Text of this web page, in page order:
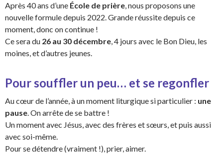
Après 40 ans d’une École de prière, nous proposons une
nouvelle formule depuis 2022. Grande réussite depuis ce
moment, donc on continue !
Ce sera du 26 au 30 décembre, 4 jours avec le Bon Dieu, les
moines, et d’autres jeunes.
Pour souffler un peu… et se regonfler
Au cœur de l’année, à un moment liturgique si particulier : une
pause. On arrête de se battre !
Un moment avec Jésus, avec des frères et sœurs, et puis aussi
avec soi-même.
Pour se détendre (vraiment !), prier, aimer.